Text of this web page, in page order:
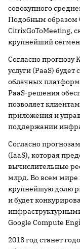
совокупного
Подобным образом
CitrixGoToMeeting,
крупнейший
Согласно прогнозу
услуги (PaaS)
облачных платформ
PaaS-решения
позволяет
приложения и
поддержании
Согласно
(IaaS), которая
вычислительные
млрд. Во всем мире
крупнейшую долю
и будет
Google Compute
2018 год станет